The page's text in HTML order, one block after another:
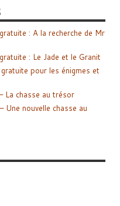
: A la recherche de Mr
: Le Jade et le Granit
pour les énigmes et
La chasse au trésor
Une nouvelle chasse au